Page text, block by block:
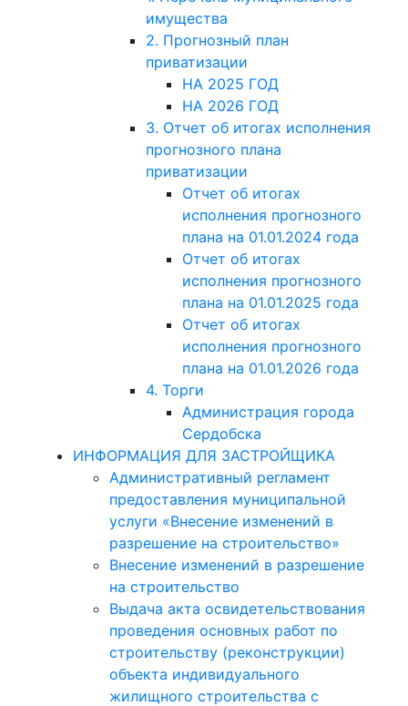
имущества
2. Прогнозный план
приватизации
НА 2025 ГОД
НА 2026 ГОД
3. Отчет об итогах исполнения
прогнозного плана
приватизации
Отчет об итогах
исполнения прогнозного
плана на 01.01.2024 года
Отчет об итогах
исполнения прогнозного
плана на 01.01.2025 года
Отчет об итогах
исполнения прогнозного
плана на 01.01.2026 года
4. Торги
Администрация города
Сердобска
ИНФОРМАЦИЯ ДЛЯ ЗАСТРОЙЩИКА
Административный регламент
предоставления муниципальной
услуги «Внесение изменений в
разрешение на строительство»
Внесение изменений в разрешение
на строительство
Выдача акта освидетельствования
проведения основных работ по
строительству (реконструкции)
объекта индивидуального
жилищного строительства с